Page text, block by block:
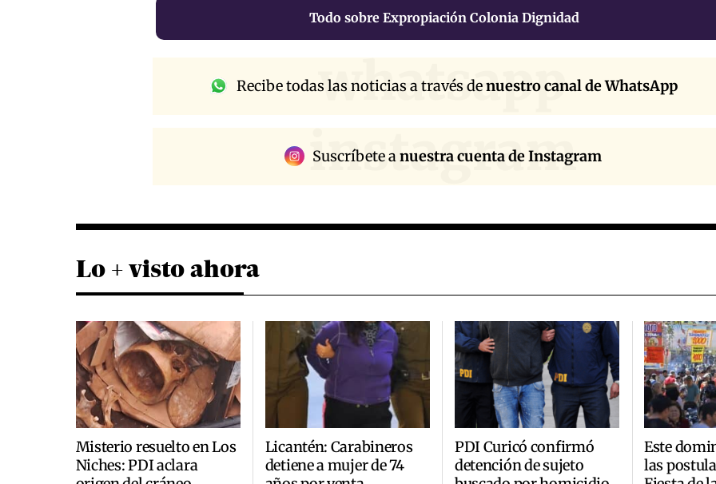
Todo sobre Expropiación Colonia Dignidad
whatsapp
Recibe todas las noticias a través denuestro canal de WhatsApp
instagram
Suscríbete anuestra cuenta de Instagram
Lo + visto ahora
Misterio resuelto en Los
Niches: PDI aclara
Licantén: Carabineros
detiene a mujer de 74
PDI Curicó confirmó
detención de sujeto
Este
las